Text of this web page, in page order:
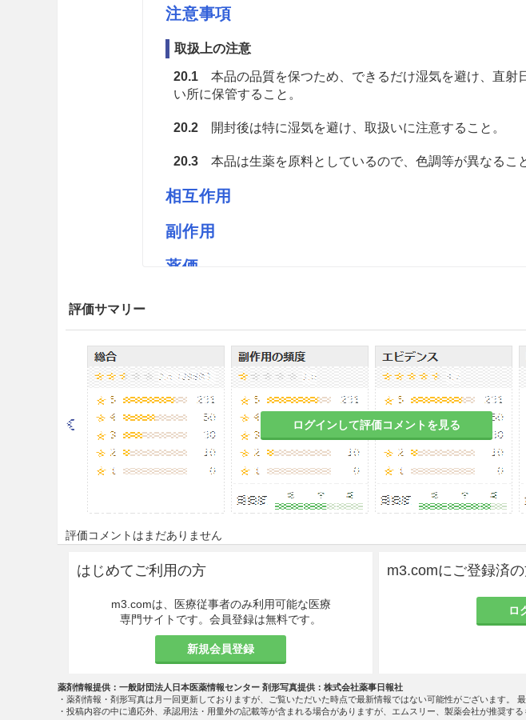
注意事項
取扱上の注意
20.1本品の品質を保つため、できるだけ湿気を避け、直射
い所に保管すること。
20.2開封後は特に湿気を避け、取扱いに注意すること。
20.3本品は生薬を原料としているので、色調等が異なるこ
相互作用
副作用
薬価
評価サマリー
ログインして評価コメントを見る
評価コメントはまだありません
はじめてご利用の方
m3.comは、医療従事者のみ利用可能な医療
専門サイトです。会員登録は無料です。
新規会員登録
m3.comにご登録済
ロ
薬剤情報提供：一般財団法人日本医薬情報センター 剤形写真提供：株式会社薬事日報社
・薬剤情報・剤形写真は月一回更新しておりますが、ご覧いただいた時点で最新情報ではない可能性がございます。
・投稿内容の中に適応外、承認用法・用量外の記載等が含まれる場合がありますが、エムスリー、製薬会社が推奨する